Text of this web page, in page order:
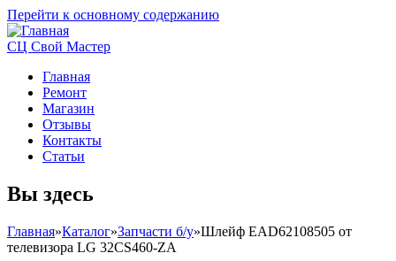
Перейти к основному содержанию
СЦ Свой Мастер
Главная
Ремонт
Магазин
Отзывы
Контакты
Статьи
Вы здесь
Главная»Каталог»Запчасти б/у»Шлейф EAD62108505 от
телевизора LG 32CS460-ZA